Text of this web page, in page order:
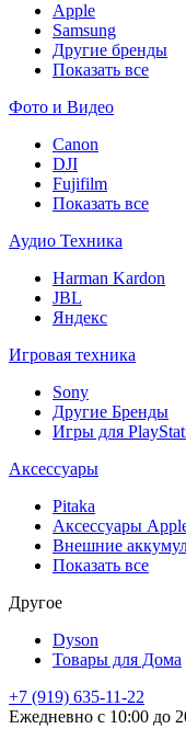
Apple
Samsung
Другие бренды
Показать все
Фото и Видео
Canon
DJI
Fujifilm
Показать все
Аудио Техника
Harman Kardon
JBL
Яндекс
Игровая техника
Sony
Другие Бренды
Игры для
Аксессуары
Pitaka
Аксессуары
Внешние
Показать все
Другое
Dyson
Товары для Дома
+7 (919) 635-11-22
Ежедневно с 10:00 до